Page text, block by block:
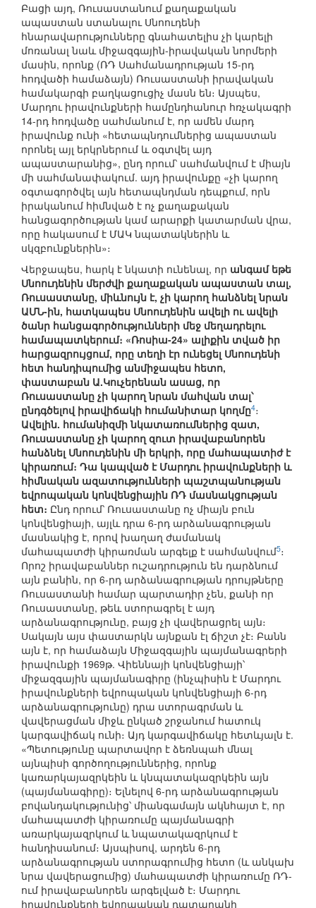
Բացի այդ, Ռուսաստանում քաղաքական
ապաստան ստանալու Սնոուդենի
հնարավարությունները գնահատելիս չի կարելի
մոռանալ նաև միջազգային-իրավական նորմերի
մասին, որոնք (ՌԴ Սահմանադրության 15-րդ
հոդվածի համաձայն) Ռուսաստանի իրավական
համակարգի բաղկացուցիչ մասն են։ Այսպես,
Մարդու իրավունքների համընդհանուր հռչակագրի
14-րդ հոդվածը սահմանում է, որ ամեն մարդ
իրավունք ունի «հետապնդումներից ապաստան
որոնել այլ երկրներում և օգտվել այդ
ապաստարանից», ընդ որում՝ սահմանվում է միայն
մի սահմանափակում. այդ իրավունքը «չի կարող
օգտագործվել այն հետապնդման դեպքում, որն
իրականում հիմնված է ոչ քաղաքական
հանցագործության կամ արարքի կատարման վրա,
որը հակասում է ՄԱԿ նպատակներին և
սկզբունքներին»։
Վերջապես, հարկ է նկատի ունենալ, որ անգամ եթե
Սնոուդենին մերժվի քաղաքական ապաստան տալ,
Ռուսաստանը, միևնույն է, չի կարող հանձնել նրան
ԱՄՆ-ին, հատկապես Սնոուդենին ավելի ու ավելի
ծանր հանցագործությունների մեջ մեղադրելու
համապատկերում։ «Ռոսիա-24» ալիքին տված իր
հարցազրույցում, որը տեղի էր ունեցել Սնոուդենի
հետ հանդիպումից անմիջապես հետո,
փաստաբան Ա.Կուչերենան ասաց, որ
Ռուսաստանը չի կարող նրան մահվան տալ՝
ընդգծելով իրավիճակի հումանիտար կողմը4։
Ավելին. հումանիզմի նկատառումներից զատ,
Ռուսաստանը չի կարող զուտ իրավաբանորեն
հանձնել Սնոուդենին մի երկրի, որը մահապատիժ է
կիրառում։ Դա կապված է Մարդու իրավունքների և
հիմնական ազատությունների պաշտպանության
եվրոպական կոնվենցիային ՌԴ մասնակցության
հետ։ Ընդ որում՝ Ռուսաստանը ոչ միայն բուն
կոնվենցիայի, այլև դրա 6-րդ արձանագրության
մասնակից է, որով խաղաղ ժամանակ
մահապատժի կիրառման արգելք է սահմանվում5։
Որոշ իրավաբաններ ուշադրություն են դարձնում
այն բանին, որ 6-րդ արձանագրության դրույթները
Ռուսաստանի համար պարտադիր չեն, քանի որ
Ռուսաստանը, թեև ստորագրել է այդ
արձանագրությունը, բայց չի վավերացրել այն։
Սակայն այս փաստարկն այնքան էլ ճիշտ չէ։ Բանն
այն է, որ համաձայն Միջազգային պայմանագրերի
իրավունքի 1969թ. Վիեննայի կոնվենցիայի՝
միջազգային պայմանագիրը (ինչպիսին է Մարդու
իրավունքների եվրոպական կոնվենցիայի 6-րդ
արձանագրությունը) դրա ստորագրման և
վավերացման միջև ընկած շրջանում հատուկ
կարգավիճակ ունի։ Այդ կարգավիճակը հետևյալն է.
«Պետությունը պարտավոր է ձեռնպահ մնալ
այնպիսի գործողություններից, որոնք
կառարկայազրկեին և կնպատակազրկեին այն
(պայմանագիրը)։ Ելնելով 6-րդ արձանագրության
բովանդակությունից՝ միանգամայն ակնհայտ է, որ
մահապատժի կիրառումը պայմանագրի
առարկայազրկում և նպատակազրկում է
հանդիսանում։ Այսպիսով, արդեն 6-րդ
արձանագրության ստորագրումից հետո (և անկախ
նրա վավերացումից) մահապատժի կիրառումը ՌԴ-
ում իրավաբանորեն արգելված է։ Մարդու
իրավունքների եվրոպական դատարանի